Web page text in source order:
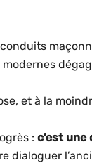
et à la
: c’est une
dialoguer